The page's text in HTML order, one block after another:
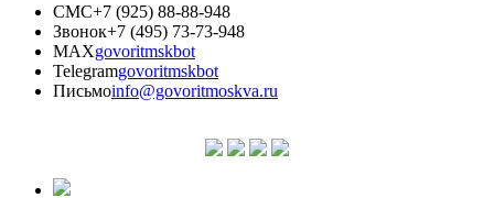
СМС+7 (925) 88-88-948
Звонок+7 (495) 73-73-948
MAXgovoritmskbot
Telegramgovoritmskbot
Письмоinfo@govoritmoskva.ru